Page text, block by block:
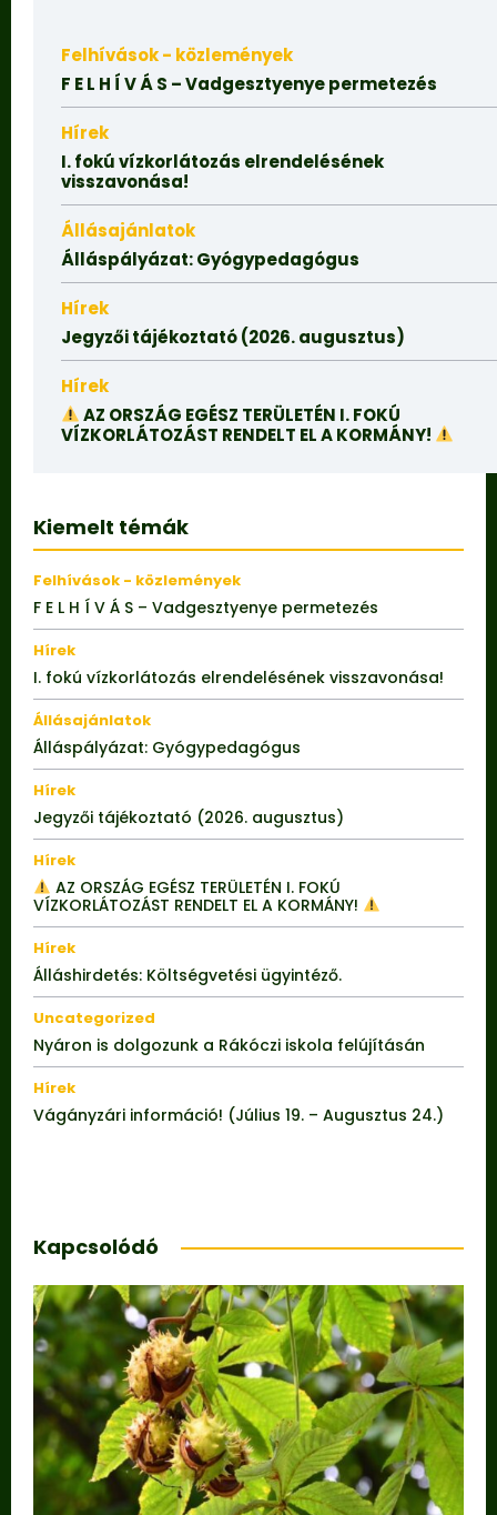
Felhívások - közlemények
F E L H Í V Á S – Vadgesztyenye permetezés
Hírek
I. fokú vízkorlátozás elrendelésének
visszavonása!
Állásajánlatok
Álláspályázat: Gyógypedagógus
Hírek
Jegyzői tájékoztató (2026. augusztus)
Hírek
AZ ORSZÁG EGÉSZ TERÜLETÉN I. FOKÚ
VÍZKORLÁTOZÁST RENDELT EL A KORMÁNY!
Kiemelt témák
Felhívások - közlemények
F E L H Í V Á S – Vadgesztyenye permetezés
Hírek
I. fokú vízkorlátozás elrendelésének visszavonása!
Állásajánlatok
Álláspályázat: Gyógypedagógus
Hírek
Jegyzői tájékoztató (2026. augusztus)
Hírek
AZ ORSZÁG EGÉSZ TERÜLETÉN I. FOKÚ
VÍZKORLÁTOZÁST RENDELT EL A KORMÁNY!
Hírek
Álláshirdetés: Költségvetési ügyintéző.
Uncategorized
Nyáron is dolgozunk a Rákóczi iskola felújításán
Hírek
Vágányzári információ! (Július 19. – Augusztus 24.)
Kapcsolódó